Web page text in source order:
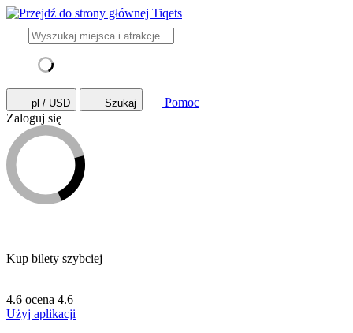
pl / USD Szukaj
Pomoc
Zaloguj się
Kup bilety szybciej
4.6 ocena 4.6
Użyj aplikacji